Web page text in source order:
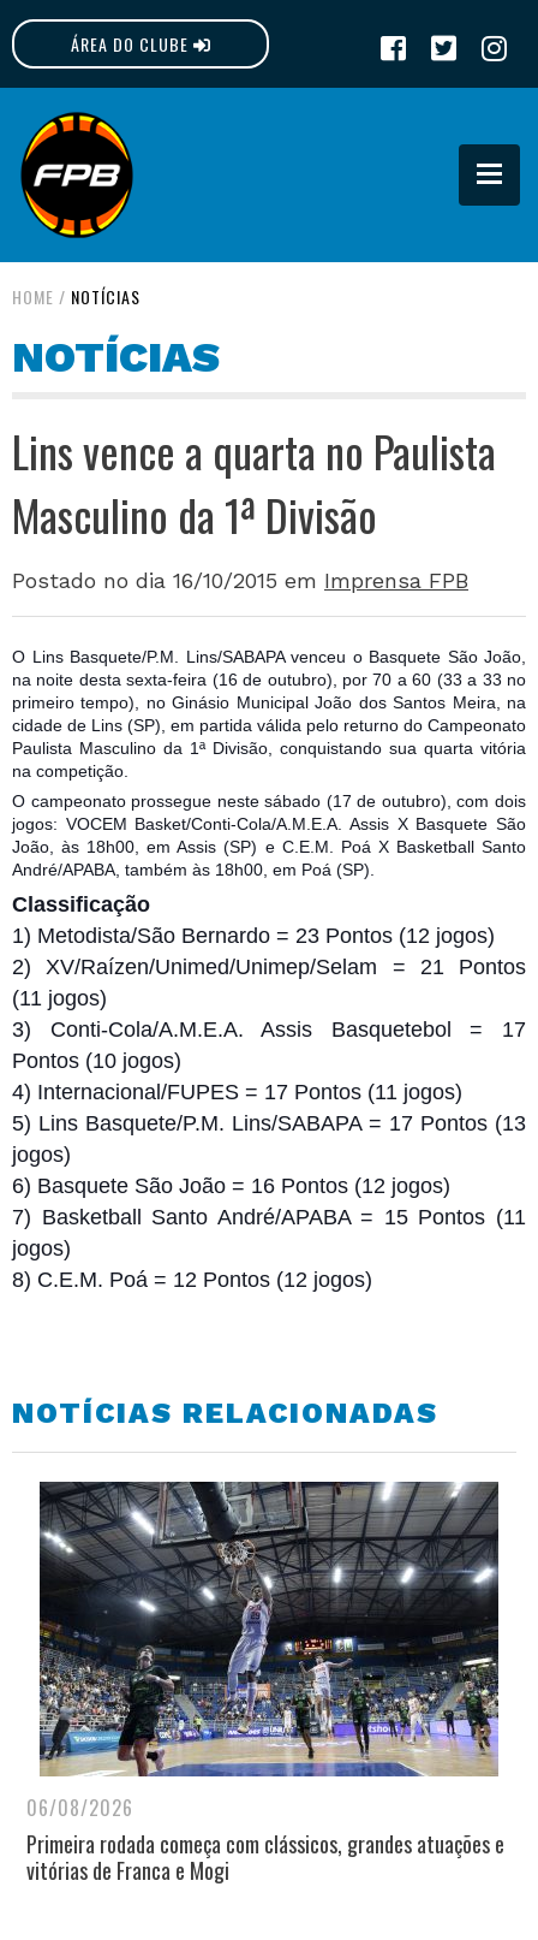
ÁREA DO CLUBE
FPB
HOME / NOTÍCIAS
NOTÍCIAS
Lins vence a quarta no Paulista
Masculino da 1ª Divisão
Postado no dia 16/10/2015 em Imprensa FPB
O Lins Basquete/P.M. Lins/SABAPA venceu o Basquete São João,
na noite desta sexta-feira (16 de outubro), por 70 a 60 (33 a 33 no
primeiro tempo), no Ginásio Municipal João dos Santos Meira, na
cidade de Lins (SP), em partida válida pelo returno do Campeonato
Paulista Masculino da 1ª Divisão, conquistando sua quarta vitória
na competição.
O campeonato prossegue neste sábado (17 de outubro), com dois
jogos: VOCEM Basket/Conti-Cola/A.M.E.A. Assis X Basquete São
João, às 18h00, em Assis (SP) e C.E.M. Poá X Basketball Santo
André/APABA, também às 18h00, em Poá (SP).
Classificação
1) Metodista/São Bernardo = 23 Pontos (12 jogos)
2) XV/Raízen/Unimed/Unimep/Selam = 21 Pontos
(11 jogos)
3) Conti-Cola/A.M.E.A. Assis Basquetebol = 17
Pontos (10 jogos)
4) Internacional/FUPES = 17 Pontos (11 jogos)
5) Lins Basquete/P.M. Lins/SABAPA = 17 Pontos (13
jogos)
6) Basquete São João = 16 Pontos (12 jogos)
7) Basketball Santo André/APABA = 15 Pontos (11
jogos)
8) C.E.M. Poá = 12 Pontos (12 jogos)
NOTÍCIAS RELACIONADAS
06/08/2026
Primeira rodada começa com clássicos, grandes atuações e
vitórias de Franca e Mogi